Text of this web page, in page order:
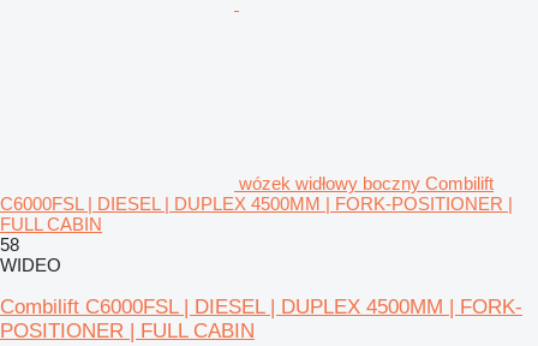
wózek widłowy boczny Combilift
C6000FSL | DIESEL | DUPLEX 4500MM | FORK-POSITIONER |
FULL CABIN
58
WIDEO
Combilift C6000FSL | DIESEL | DUPLEX 4500MM | FORK-
POSITIONER | FULL CABIN